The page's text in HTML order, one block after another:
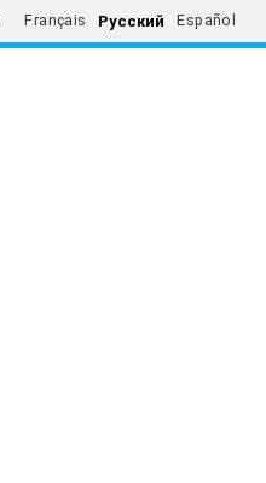
Français Русский Español